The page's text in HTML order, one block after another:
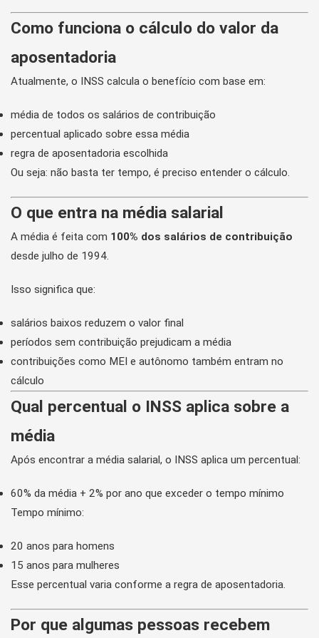
Como funciona o cálculo do valor da
aposentadoria
Atualmente, o INSS calcula o benefício com base em:
média de todos os salários de contribuição
percentual aplicado sobre essa média
regra de aposentadoria escolhida
Ou seja: não basta ter tempo, é preciso entender o cálculo.
O que entra na média salarial
A média é feita com 100% dos salários de contribuição
desde julho de 1994.
Isso significa que:
salários baixos reduzem o valor final
períodos sem contribuição prejudicam a média
contribuições como MEI e autônomo também entram no
cálculo
Qual percentual o INSS aplica sobre a
média
Após encontrar a média salarial, o INSS aplica um percentual:
60% da média + 2% por ano que exceder o tempo mínimo
Tempo mínimo:
20 anos para homens
15 anos para mulheres
Esse percentual varia conforme a regra de aposentadoria.
Por que algumas pessoas recebem